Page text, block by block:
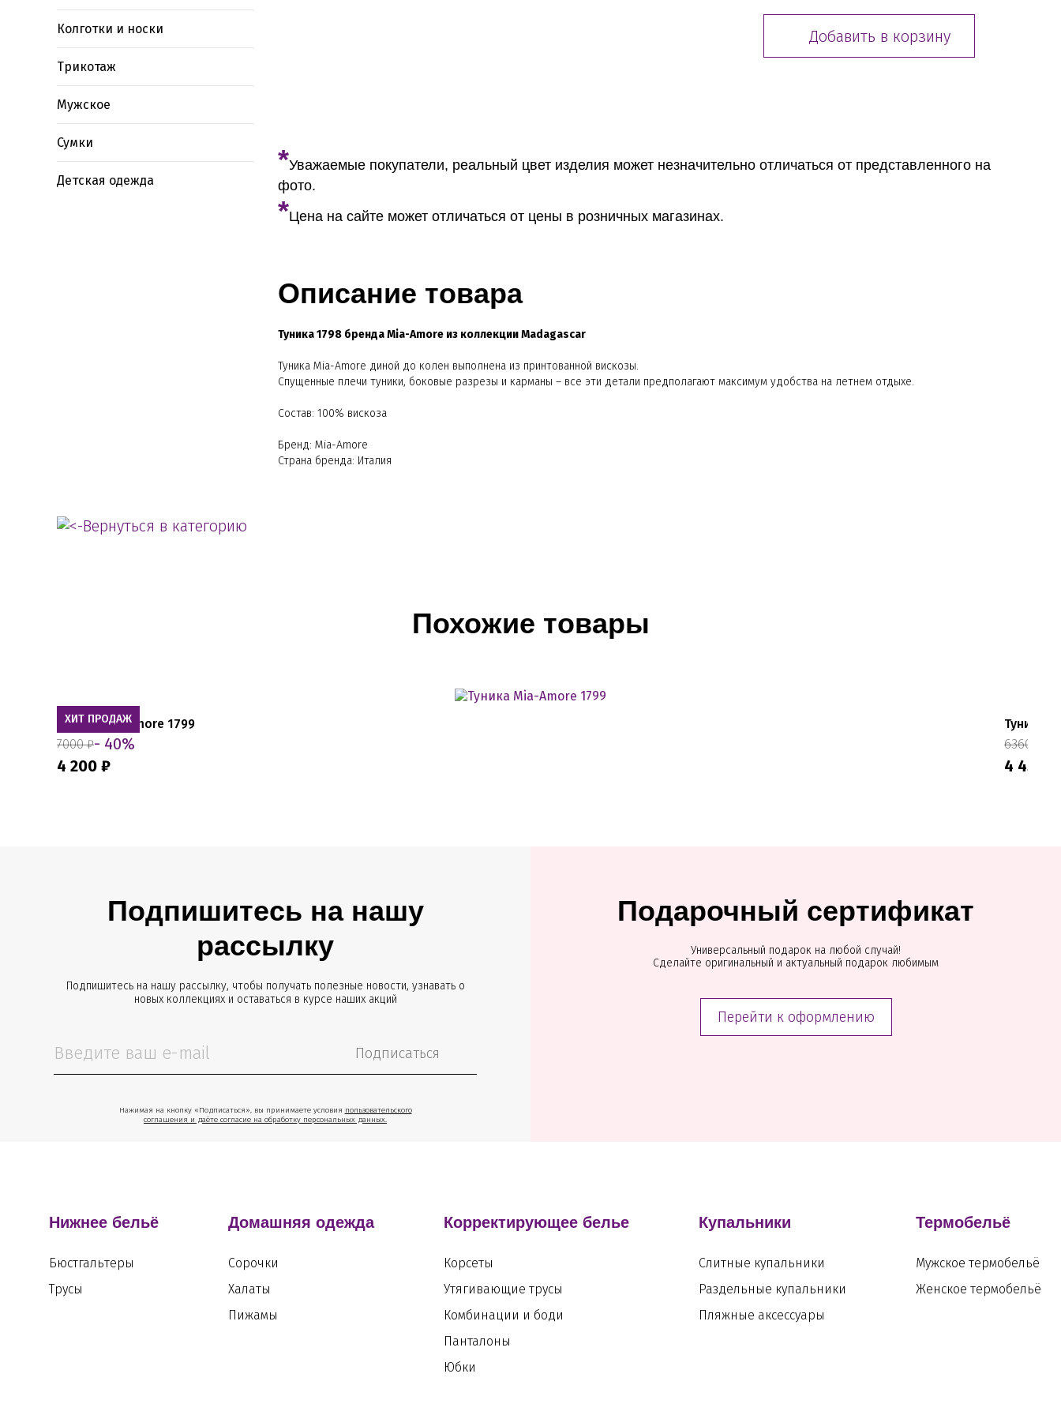
Колготки и носки
Трикотаж
Мужское
Сумки
Детская одежда
Добавить в корзину
*Уважаемые покупатели, реальный цвет изделия может незначительно отличаться от представленного на
фото.
*Цена на сайте может отличаться от цены в розничных магазинах.
Описание товара
Туника1798 бренда Mia-Amore из коллекции Madagascar
Туника Mia-Amore диной до колен выполнена из принтованной вискозы.
Спущенные плечи туники, боковые разрезы и карманы – все эти детали предполагают максимум удобства на летнем отдыхе.
Состав: 100% вискоза
Бренд: Mia-Amore
Страна бренда: Италия
Вернуться в категорию
Похожие товары
ХИТ ПРОДАЖ
Туника Mia-Amore 1799
7000 ₽- 40%
4 200 ₽
Туника
6360 ₽
4 452 ₽
Подпишитесь на нашу
рассылку
Подпишитесь на нашу рассылку, чтобы получать полезные новости, узнавать о
новых коллекциях и оставаться в курсе наших акций
Подписаться
Нажимая на кнопку «Подписаться», вы принимаете условия пользовательского
соглашения и даёте согласие на обработку персональных данных.
Подарочный сертификат
Универсальный подарок на любой случай!
Сделайте оригинальный и актуальный подарок любимым
Перейти к оформлению
Нижнее бельё
Бюстгальтеры
Трусы
Домашняя одежда
Сорочки
Халаты
Пижамы
Корректирующее белье
Корсеты
Утягивающие трусы
Комбинации и боди
Панталоны
Юбки
Купальники
Слитные купальники
Раздельные купальники
Пляжные аксессуары
Термобельё
Мужское термобельё
Женское термобельё